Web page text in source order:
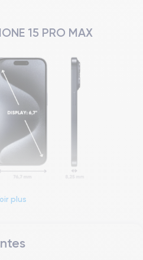
15 PRO MAX
iPhone 15 Pro Max
iOS (iOS 26)
plus